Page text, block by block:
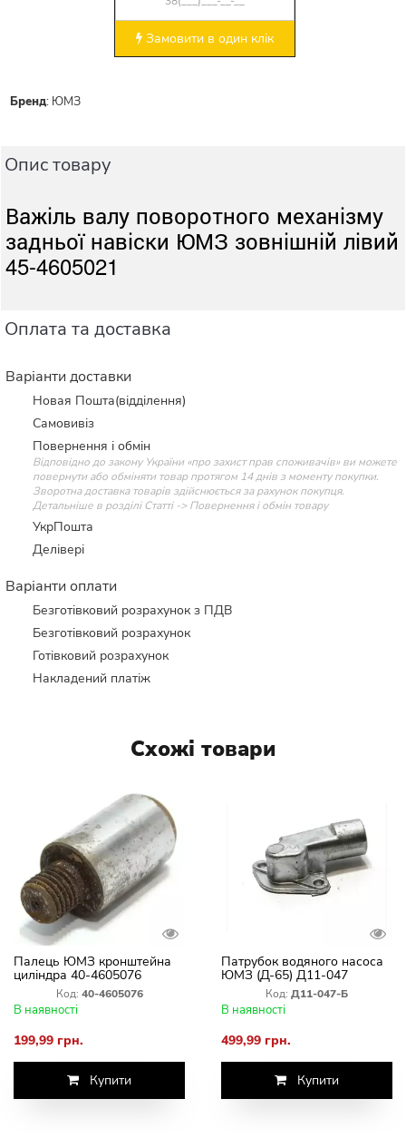
Замовити в один клік
Бренд: ЮМЗ
Опис товару
Важіль валу поворотного механізму
задньої навіски ЮМЗ зовнішній лівий
45-4605021
Оплата та доставка
Варіанти доставки
Новая Пошта(відділення)
Самовивіз
Повернення і обмін
Відповідно до закону України «про захист прав споживачів» ви можете
повернути або обміняти товар протягом 14 днів з моменту покупки.
Зворотна доставка товарів здійснюється за рахунок покупця.
Детальніше в розділі Статті -> Повернення і обмін товару
УкрПошта
Делівері
Варіанти оплати
Безготівковий розрахунок з ПДВ
Безготівковий розрахунок
Готівковий розрахунок
Накладений платіж
Схожі товари
Палець ЮМЗ кронштейна
циліндра 40-4605076
Код: 40-4605076
В наявності
199,99 грн.
Купити
Патрубок водяного насоса
ЮМЗ (Д-65) Д11-047
Код: Д11-047-Б
В наявності
499,99 грн.
Купити